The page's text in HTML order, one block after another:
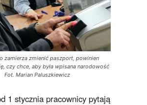
zamierza zmienić paszport, powinien
czy chce, aby była wpisana narodowość
Fot. Marian Paluszkiewicz
1 stycznia pracownicy pytają